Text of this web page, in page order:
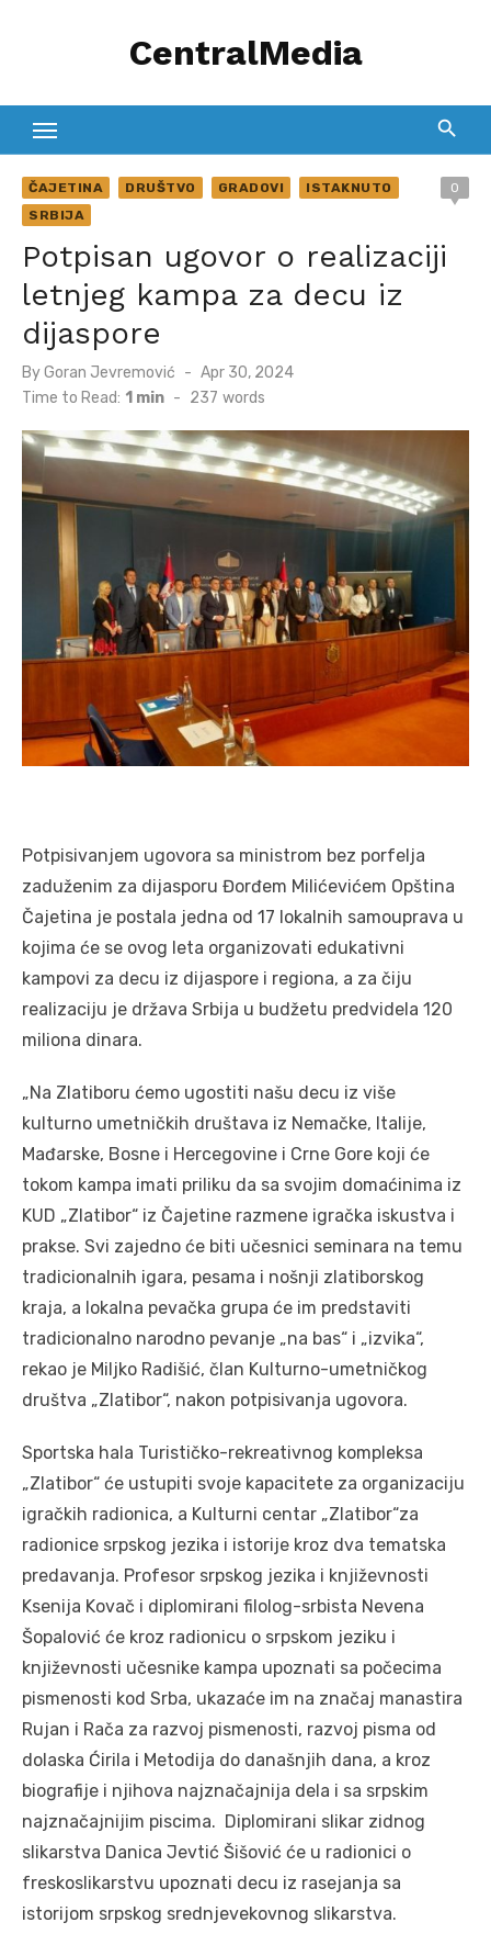
CentralMedia
ČAJETINA DRUŠTVO GRADOVI
ISTAKNUTO
SRBIJA
0
Potpisan ugovor o realizaciji
letnjeg kampa za decu iz
dijaspore
ByGoran Jevremović
Posted
on
Apr 30, 2024
Time to Read: 1 min - 237 words
Potpisivanjem ugovora sa ministrom bez porfelja
zaduženim za dijasporu Đorđem Milićevićem Opština
Čajetina je postala jedna od 17 lokalnih samouprava u
kojima će se ovog leta organizovati edukativni
kampovi za decu iz dijaspore i regiona, a za čiju
realizaciju je država Srbija u budžetu predvidela 120
miliona dinara.
„Na Zlatiboru ćemo ugostiti našu decu iz više
kulturno umetničkih društava iz Nemačke, Italije,
Mađarske, Bosne i Hercegovine i Crne Gore koji će
tokom kampa imati priliku da sa svojim domaćinima iz
KUD „Zlatibor“ iz Čajetine razmene igračka iskustva i
prakse. Svi zajedno će biti učesnici seminara na temu
tradicionalnih igara, pesama i nošnji zlatiborskog
kraja, a lokalna pevačka grupa će im predstaviti
tradicionalno narodno pevanje „na bas“ i „izvika“,
rekao je Miljko Radišić, član Kulturno-umetničkog
društva „Zlatibor“, nakon potpisivanja ugovora.
Sportska hala Turističko-rekreativnog kompleksa
„Zlatibor“ će ustupiti svoje kapacitete za organizaciju
igračkih radionica, a Kulturni centar „Zlatibor“za
radionice srpskog jezika i istorije kroz dva tematska
predavanja. Profesor srpskog jezika i književnosti
Ksenija Kovač i diplomirani filolog-srbista Nevena
Šopalović će kroz radionicu o srpskom jeziku i
književnosti učesnike kampa upoznati sa počecima
pismenosti kod Srba, ukazaće im na značaj manastira
Rujan i Rača za razvoj pismenosti, razvoj pisma od
dolaska Ćirila i Metodija do današnjih dana, a kroz
biografije i njihova najznačajnija dela i sa srpskim
najznačajnijim piscima. Diplomirani slikar zidnog
slikarstva Danica Jevtić Šišović će u radionici o
freskoslikarstvu upoznati decu iz rasejanja sa
istorijom srpskog srednjevekovnog slikarstva.